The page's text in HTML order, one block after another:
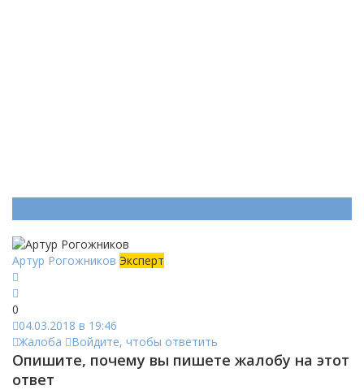
Артур Рогожников Эксперт
0
04.03.2018 в 19:46
Жалоба
Войдите, чтобы ответить
Опишите, почему вы пишете жалобу на этот
ответ